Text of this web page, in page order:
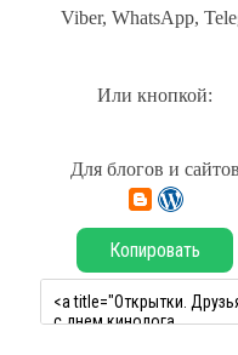
Viber, WhatsApp,
Или кнопкой:
Для блогов и сайтов
Копировать